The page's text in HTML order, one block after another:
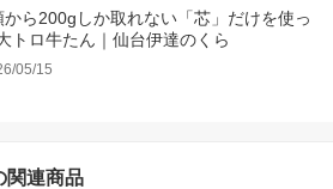
から200gしか取れない「芯」だけを使っ
トロ牛たん｜仙台伊達のくら
05/15
関連商品